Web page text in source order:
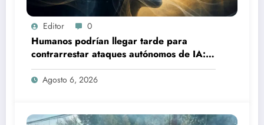
Editor 0
Humanos podrían llegar tarde para
contrarrestar ataques autónomos de IA:
experto
Agosto 6, 2026